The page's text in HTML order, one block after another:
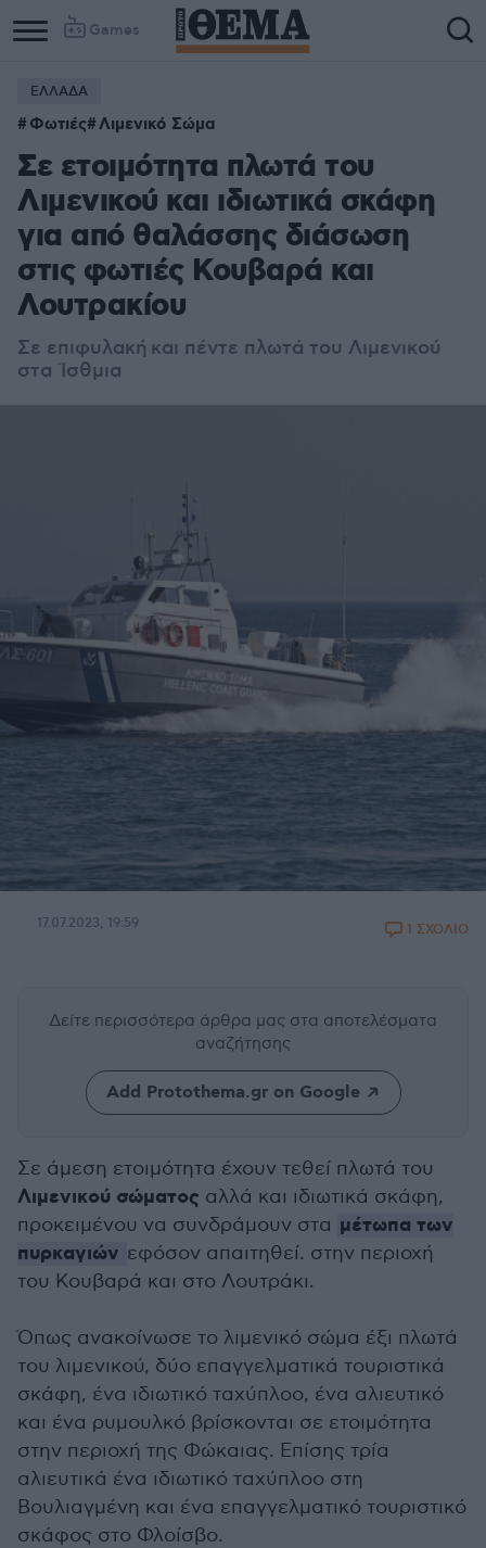
Games
ΕΛΛΑΔΑ
Φωτιές Λιμενικό Σώμα
Σε ετοιμότητα πλωτά του
Λιμενικού και ιδιωτικά σκάφη
για από θαλάσσης διάσωση
στις φωτιές Κουβαρά και
Λουτρακίου
Σε επιφυλακή και πέντε πλωτά του Λιμενικού
στα Ίσθμια
17.07.2023, 19:59 1 ΣΧΟΛΙΟ
Δείτε περισσότερα άρθρα μας στα αποτελέσματα
αναζήτησης
Add Protothema.gr on Google
Σε άμεση ετοιμότητα έχουν τεθεί πλωτά του
Λιμενικού σώματος αλλά και ιδιωτικά σκάφη,
προκειμένου να συνδράμουν στα μέτωπα των
πυρκαγιών εφόσον απαιτηθεί. στην περιοχή
του Κουβαρά και στο Λουτράκι.
Όπως ανακοίνωσε το λιμενικό σώμα έξι πλωτά
του λιμενικού, δύο επαγγελματικά τουριστικά
σκάφη, ένα ιδιωτικό ταχύπλοο, ένα αλιευτικό
και ένα ρυμουλκό βρίσκονται σε ετοιμότητα
στην περιοχή της Φώκαιας. Επίσης τρία
αλιευτικά ένα ιδιωτικό ταχύπλοο στη
Βουλιαγμένη και ένα επαγγελματικό τουριστικό
σκάφος στο Φλοίσβο.